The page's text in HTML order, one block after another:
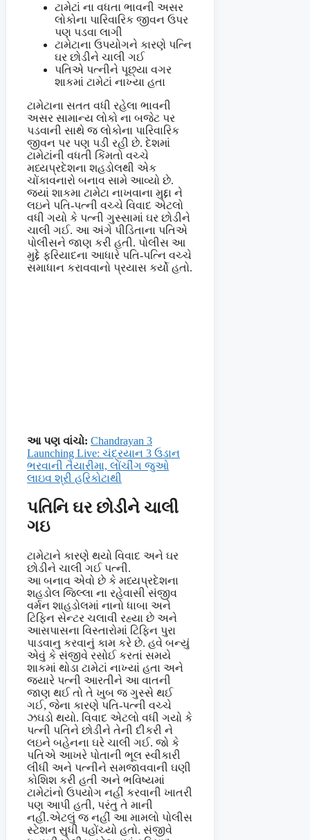
ટામેટાં ના વધતા ભાવની અસર
લોકોના પારિવારિક જીવન ઉપર
પણ પડવા લાગી
ટામેટાના ઉપયોગને કારણે પત્નિ
ઘર છોડીને ચાલી ગઈ
પતિએ પત્નીને પૂછ્યા વગર
શાકમાં ટામેટાં નાખ્યા હતા
ટામેટાના સતત વધી રહેલા ભાવની
અસર સામાન્ય લોકો ના બજેટ પર
પડવાની સાથે જ લોકોના પારિવારિક
જીવન પર પણ પડી રહી છે. દેશમાં
ટામેટાંની વધતી કિંમતો વચ્ચે
મધ્યપ્રદેશના શહડોલથી એક
ચોંકાવનારો બનાવ સામે આવ્યો છે.
જ્યાં શાકમા ટામેટા નાખવાના મુદ્દા ને
લઇને પતિ-પત્ની વચ્ચે વિવાદ એટલો
વધી ગયો કે પત્ની ગુસ્સામાં ઘર છોડીને
ચાલી ગઈ. આ અંગે પીડિતાના પતિએ
પોલીસને જાણ કરી હતી. પોલીસ આ
મુદ્દે ફરિયાદના આધારે પતિ-પત્નિ વચ્ચે
સમાધાન કરાવવાનો પ્રયાસ કર્યો હતો.
આ પણ વાંચો: Chandrayan 3
Launching Live: ચંદ્રયાન 3 ઉડાન
ભરવાની તૈયારીમા, લોંચીંગ જુઓ
લાઇવ શ્રી હરિકોટાથી
પતિનિ ઘર છોડીને ચાલી
ગઇ
ટામેટાને કારણે થયો વિવાદ અને ઘર
છોડીને ચાલી ગઈ પત્ની.
આ બનાવ એવો છે કે મધ્યપ્રદેશના
શહડોલ જિલ્લા ના રહેવાસી સંજીવ
વર્મન શાહડોલમાં નાનો ધાબા અને
ટિફિન સેન્ટર ચલાવી રહ્યા છે અને
આસપાસના વિસ્તારોમાં ટિફિન પુરા
પાડવાનુ કરવાનું કામ કરે છે. હવે બન્યું
એવું કે સંજીવે રસોઈ કરતાં સમયે
શાકમાં થોડા ટામેટાં નાખ્યાં હતા અને
જ્યારે પત્ની આરતીને આ વાતની
જાણ થઈ તો તે ખુબ જ ગુસ્સે થઈ
ગઈ, જેના કારણે પતિ-પત્ની વચ્ચે
ઝઘડો થયો. વિવાદ એટલો વધી ગયો કે
પત્ની પતિને છોડીને તેની દીકરી ને
લઇને બહેનના ઘરે ચાલી ગઈ. જો કે
પતિએ આખરે પોતાની ભૂલ સ્વીકારી
લીધી અને પત્નીને સમજાવવાની ઘણી
કોશિશ કરી હતી અને ભવિષ્યમાં
ટામેટાંનો ઉપયોગ નહીં કરવાની ખાતરી
પણ આપી હતી, પરંતુ તે માની
નહીં.એટલું જ નહીં આ મામલો પોલીસ
સ્ટેશન સુધી પહોંચ્યો હતો. સંજીવે